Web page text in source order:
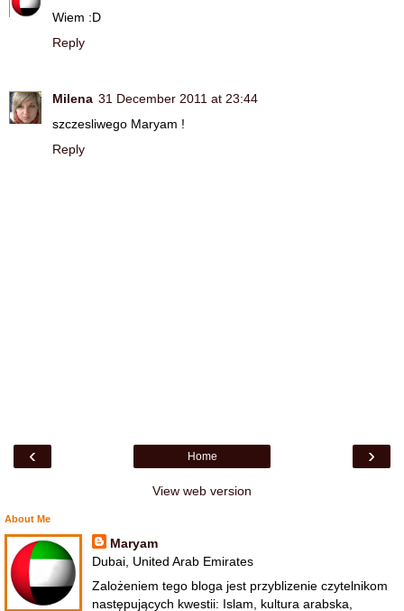
Wiem :D
Reply
Milena 31 December 2011 at 23:44
szczesliwego Maryam !
Reply
‹ ›
Home
View web version
About Me
Maryam
Dubai, United Arab Emirates
Zalożeniem tego bloga jest przyblizenie czytelnikom
następujących kwestii: Islam, kultura arabska,